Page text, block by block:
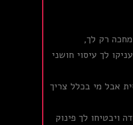
מחכה רק לך,
לך עיסוי חושני
אבל מי בכלל צריך
ויבטיחו לך פינוק